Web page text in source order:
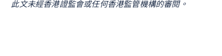
此文未經香港證監會或任何香港監管機構的審閱。